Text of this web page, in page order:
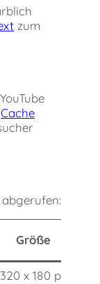
zum
Cache
Größe
320 x 180 px